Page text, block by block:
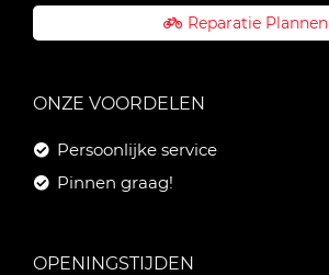
Reparatie Plannen
ONZE VOORDELEN
Persoonlijke service
Pinnen graag!
OPENINGSTIJDEN